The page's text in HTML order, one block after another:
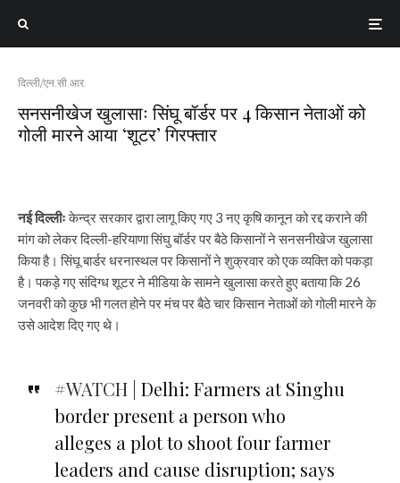
दिल्ली/एन.सी.आर.
सनसनीखेज खुलासाः सिंघू बॉर्डर पर 4 किसान नेताओं को
गोली मारने आया ‘शूटर’ गिरफ्तार
नई दिल्लीःकेन्द्र सरकार द्वारा लागू किए गए 3 नए कृषि कानून को रद्द कराने की
मांग को लेकर दिल्ली-हरियाणा सिंघु बॉर्डर पर बैठे किसानों ने सनसनीखेज खुलासा
किया है। सिंघू बार्डर धरनास्थल पर किसानों ने शुक्रवार को एक व्यक्ति को पकड़ा
है। पकड़े गए संदिग्ध शूटर ने मीडिया के सामने खुलासा करते हुए बताया कि 26
जनवरी को कुछ भी गलत होने पर मंच पर बैठे चार किसान नेताओं को गोली मारने के
उसे आदेश दिए गए थे।
#WATCH| Delhi: Farmers at Singhu
border present a person who
alleges a plot to shoot four farmer
leaders and cause disruption; says